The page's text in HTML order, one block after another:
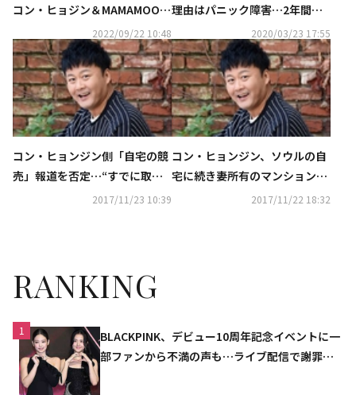
コン・ヒョジン＆MAMAMOO
ファサら、ブランド「VALENTI
NO」のイベントに出席…全身
ピンクのファッションで登場
2022/09/22 10:48
理由はパニック障害…2年間の
空白期間に言及「母が闘病、父
は事故に…」
2020/03/23 17:55
コン・ヒョンジン側「自宅の競
売」報道を否定…“すでに取り
下げ、税金も真面目に分納して
2017/11/23 10:39
コン・ヒョンジン、ソウルの自
宅に続き妻所有のマンションま
で裁判所の競売に2017/11/22 18:32
RANKING
1
BLACKPINK、デビュー10周年記念イベントに一
部ファンから不満の声も…ライブ配信で謝罪